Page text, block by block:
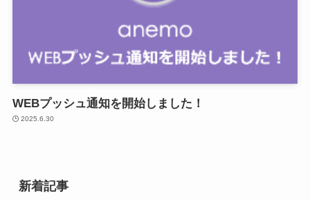
WEBプッシュ通知を開始しました！
2025.6.30
新着記事